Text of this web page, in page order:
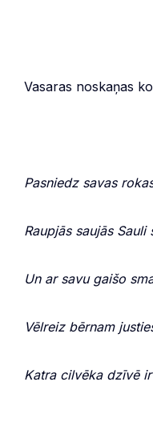
Vasaras noskaņas
Pasniedz savas
Raupjās saujās Sauli
Un ar savu gaišo
Vēlreiz bērnam
Katra cilvēka dzīvē